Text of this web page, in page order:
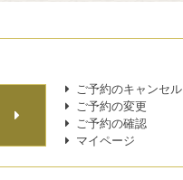
ご予約のキャンセル
ご予約の変更
ご予約の確認
マイページ